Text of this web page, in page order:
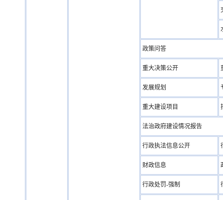
政策问答
重大决策公开
发展规划
重大建设项目
法治政府建设情况报告
行政执法信息公开
财政信息
行政处罚-强制